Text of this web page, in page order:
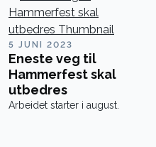
5 JUNI 2023
Eneste veg til
Hammerfest skal
utbedres
Arbeidet starter i august.